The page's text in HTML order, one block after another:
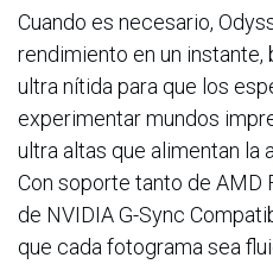
Cuando es necesario,
rendimiento en un instante,
ultra nítida para que los
experimentar mundos
ultra altas que alimentan la
Con soporte tanto de AMD
de NVIDIA G-Sync
que cada fotograma sea